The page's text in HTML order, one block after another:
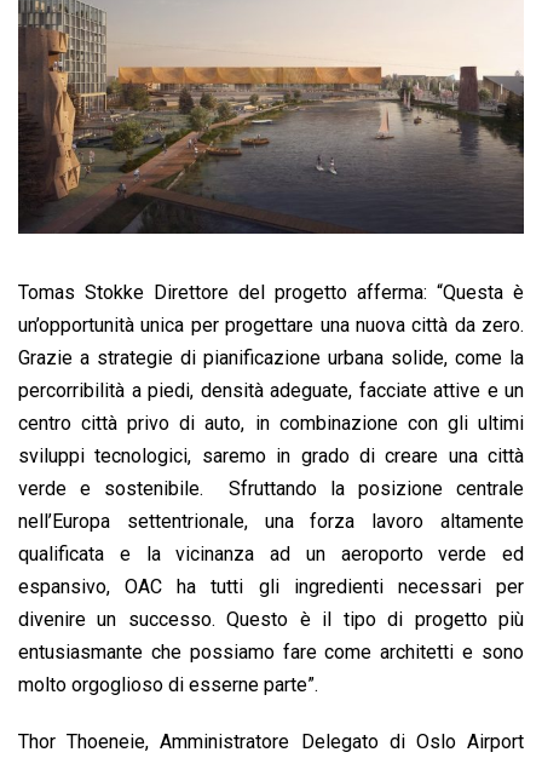
Tomas Stokke Direttore del progetto afferma: “Questa è
un’opportunità unica per progettare una nuova città da zero.
Grazie a strategie di pianificazione urbana solide, come la
percorribilità a piedi, densità adeguate, facciate attive e un
centro città privo di auto, in combinazione con gli ultimi
sviluppi tecnologici, saremo in grado di creare una città
verde e sostenibile. Sfruttando la posizione centrale
nell’Europa settentrionale, una forza lavoro altamente
qualificata e la vicinanza ad un aeroporto verde ed
espansivo, OAC ha tutti gli ingredienti necessari per
divenire un successo. Questo è il tipo di progetto più
entusiasmante che possiamo fare come architetti e sono
molto orgoglioso di esserne parte”.
Thor Thoeneie, Amministratore Delegato di Oslo Airport